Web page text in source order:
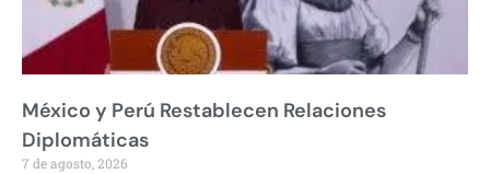
México y Perú Restablecen Relaciones
Diplomáticas
7 de agosto, 2026